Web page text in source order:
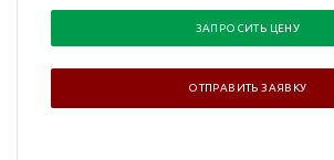
ЗАПРОСИТЬ ЦЕНУ
ОТПРАВИТЬ ЗАЯВКУ